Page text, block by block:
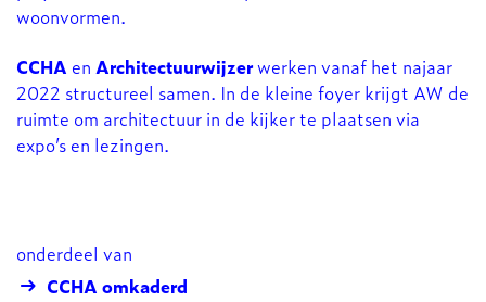
woonvormen.
CCHA en Architectuurwijzerwerken vanaf het najaar
2022 structureel samen. In de kleine foyer krijgt AW de
ruimte om architectuur in de kijker te plaatsen via
expo’s en lezingen.
onderdeel van
CCHA omkaderd